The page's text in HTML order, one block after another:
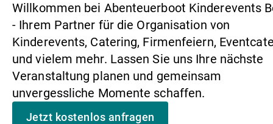
Willkommen bei Abenteuerboot Kinderevents
- Ihrem Partner für die Organisation von
Kinderevents, Catering, Firmenfeiern,
und vielem mehr. Lassen Sie uns Ihre nächste
Veranstaltung planen und gemeinsam
unvergessliche Momente schaffen.
Jetzt kostenlos anfragen